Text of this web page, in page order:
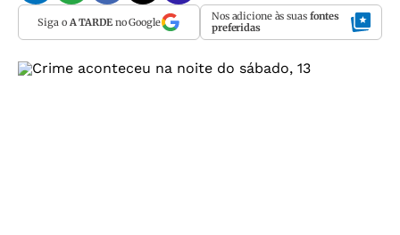
Siga o A TARDEno Google Nos adicione às suas fontes
preferidas